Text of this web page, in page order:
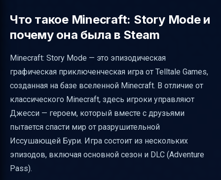
Как политика DRM влияет на сохранность
игры
Итог и рекомендации
Полезные ссылки
Что такое Minecraft: Story Mode и
почему она была в Steam
Minecraft: Story Mode — это эпизодическая
графическая приключенческая игра от Telltale Games,
созданная на базе вселенной Minecraft. В отличие от
классического Minecraft, здесь игроки управляют
Джесси — героем, который вместе с друзьями
пытается спасти мир от разрушительной
Иссушающей Бури. Игра состоит из нескольких
эпизодов, включая основной сезон и DLC (Adventure
Pass).